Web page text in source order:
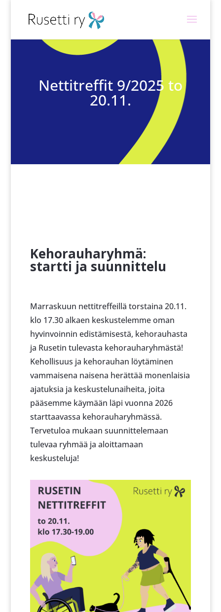
Nettitreffit 9/2025 to
20.11.
Kehorauharyhmä:
startti ja suunnittelu
Marraskuun nettitreffeillä torstaina 20.11.
klo 17.30 alkaen keskustelemme oman
hyvinvoinnin edistämisestä, kehorauhasta
ja Rusetin tulevasta kehorauharyhmästä!
Kehollisuus ja kehorauhan löytäminen
vammaisena naisena herättää monenlaisia
ajatuksia ja keskustelunaiheita, joita
pääsemme käymään läpi vuonna 2026
starttaavassa kehorauharyhmässä.
Tervetuloa mukaan suunnittelemaan
tulevaa ryhmää ja aloittamaan
keskusteluja!